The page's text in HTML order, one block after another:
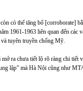
có thể tăng bổ [corroborate]
1961-1963 liên quan đến các
tuyên truyền chống Mỹ.
ra chưa tiết lộ rõ ràng chi tiết
lập” mà Hà Nội cũng như